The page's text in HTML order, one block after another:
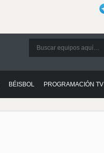
BÉISBOL PROGRAMACIÓN TV